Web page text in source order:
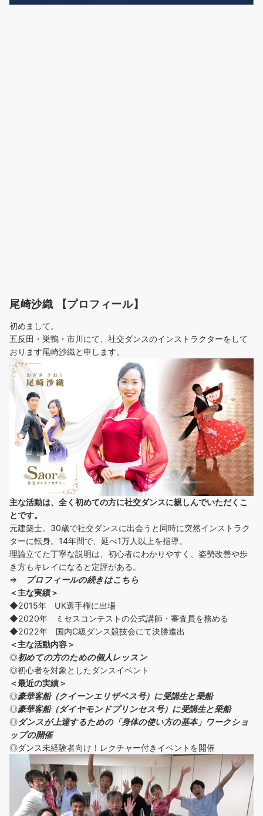
尾崎沙織 【プロフィール】
初めまして。
五反田・巣鴨・市川にて、社交ダンスのインストラクターをして
おります尾崎沙織と申します。
主な活動は、全く初めての方に社交ダンスに親しんでいただくこ
とです。
元建築士。30歳で社交ダンスに出会うと同時に突然インストラク
ターに転身。14年間で、延べ1万人以上を指導。
理論立てた丁寧な説明は、初心者にわかりやすく、姿勢改善や歩
き方もキレイになると定評がある。
⇒
プロフィールの続きはこちら
＜主な実績＞
◆2015年 UK選手権に出場
◆2020年 ミセスコンテストの公式講師・審査員を務める
◆2022年 国内C級ダンス競技会にて決勝進出
＜主な活動内容＞
◎初めての方のための個人レッスン
◎初心者を対象としたダンスイベント
＜最近の実績＞
◎豪華客船（クイーンエリザベス号）に受講生と乗船
◎豪華客船（ダイヤモンドプリンセス号）に受講生と乗船
◎ダンスが上達するための「身体の使い方の基本」ワークショ
ップの開催
◎ダンス未経験者向け！レクチャー付きイベントを開催